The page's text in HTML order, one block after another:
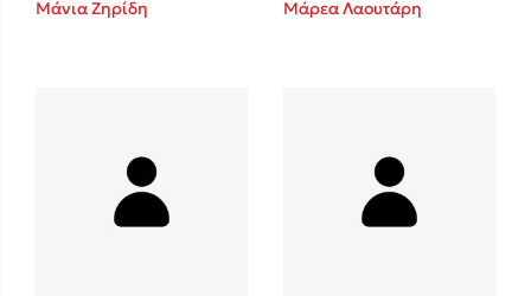
Playlist
Μάνια Ζηρίδη Μάρεα Λαουτάρη